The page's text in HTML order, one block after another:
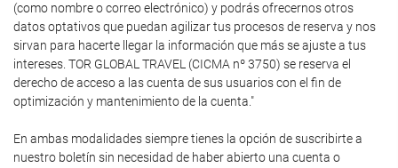
(como nombre o correo electrónico) y podrás ofrecernos otros
datos optativos que puedan agilizar tus procesos de reserva y nos
sirvan para hacerte llegar la información que más se ajuste a tus
intereses. TOR GLOBAL TRAVEL (CICMA nº 3750) se reserva el
derecho de acceso a las cuenta de sus usuarios con el fin de
optimización y mantenimiento de la cuenta."
En ambas modalidades siempre tienes la opción de suscribirte a
nuestro boletín sin necesidad de haber abierto una cuenta o